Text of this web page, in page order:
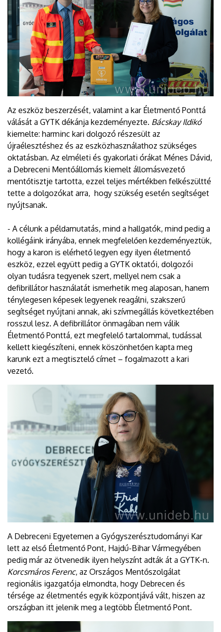
Az eszköz beszerzését, valamint a kar Életmentő Ponttá
válását a GYTK dékánja kezdeményezte. Bácskay Ildikó
kiemelte: harminc kari dolgozó részesült az
újraélesztéshez és az eszközhasználathoz szükséges
oktatásban. Az elméleti és gyakorlati órákat Ménes Dávid,
a Debreceni Mentőállomás kiemelt állomásvezető
mentőtisztje tartotta, ezzel teljes mértékben felkészültté
tette a dolgozókat arra, hogy szükség esetén segítséget
nyújtsanak.
- A célunk a példamutatás, mind a hallgatók, mind pedig a
kollégáink irányába, ennek megfelelően kezdeményeztük,
hogy a karon is elérhető legyen egy ilyen életmentő
eszköz, ezzel együtt pedig a GYTK oktatói, dolgozói
olyan tudásra tegyenek szert, mellyel nem csak a
defibrillátor használatát ismerhetik meg alaposan, hanem
ténylegesen képesek legyenek reagálni, szakszerű
segítséget nyújtani annak, aki szívmegállás következtében
rosszul lesz. A defibrillátor önmagában nem válik
Életmentő Ponttá, ezt megfelelő tartalommal, tudással
kellett kiegészíteni, ennek köszönhetően kapta meg
karunk ezt a megtisztelő címet – fogalmazott a kari
vezető.
A Debreceni Egyetemen a Gyógyszerésztudományi Kar
lett az első Életmentő Pont, Hajdú-Bihar Vármegyében
pedig már az ötvenedik ilyen helyszínt adták át a GYTK-n.
Korcsmáros Ferenc, az Országos Mentőszolgálat
regionális igazgatója elmondta, hogy Debrecen és
térsége az életmentés egyik központjává vált, hiszen az
országban itt jelenik meg a legtöbb Életmentő Pont.